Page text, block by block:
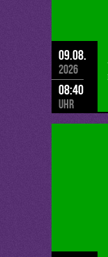
09.08.
2026
08:40
Uhr